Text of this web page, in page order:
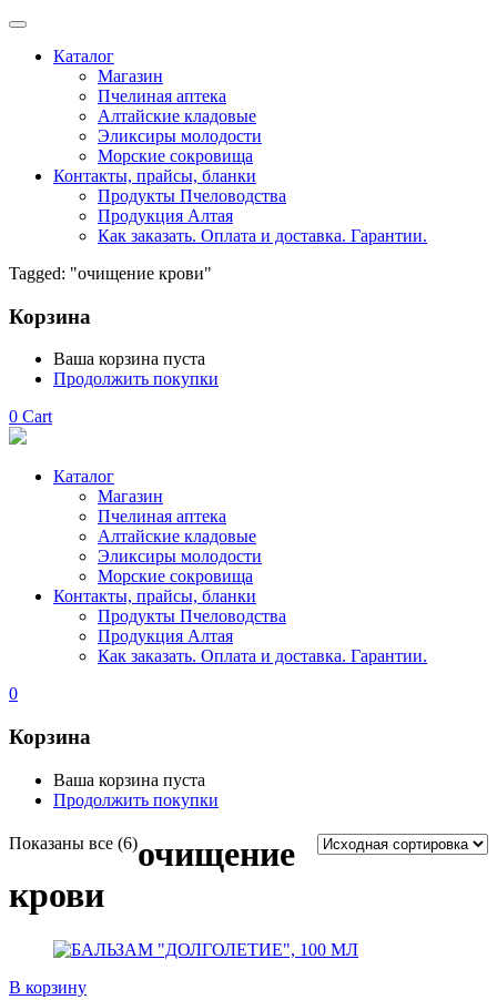
Каталог
Магазин
Пчелиная аптека
Алтайские кладовые
Эликсиры молодости
Морские сокровища
Контакты, прайсы, бланки
Продукты Пчеловодства
Продукция Алтая
Как заказать. Оплата и доставка. Гарантии.
Tagged: "очищение крови"
Корзина
Ваша корзина пуста
Продолжить покупки
0 Cart
Каталог
Магазин
Пчелиная аптека
Алтайские кладовые
Эликсиры молодости
Морские сокровища
Контакты, прайсы, бланки
Продукты Пчеловодства
Продукция Алтая
Как заказать. Оплата и доставка. Гарантии.
0
Корзина
Ваша корзина пуста
Продолжить покупки
Показаны все (6)очищение
крови
В корзину